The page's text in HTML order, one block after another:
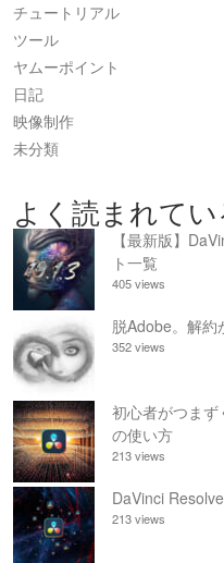
チュートリアル
ツール
ヤムーポイント
日記
映像制作
未分類
よく読まれて
【最新版】
ト一覧
405 views
脱Adobe。解約
352 views
初心者がつま
の使い方
213 views
DaVinci
213 views